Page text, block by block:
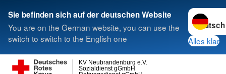
Sie befinden sich auf der deutschen Website
You are on the German website, you can use the
switch to switch to the English one
Sprache
Alles klar
Sozialdienst gGmbH
KV Neubrandenburg e.V.
Suche